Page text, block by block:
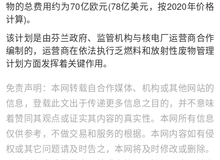
物的总费用约为70亿欧元(78亿美元，按2020年价格
计算)。
该计划是由芬兰政府、监管机构与核电厂运营商合作
编制的，运营商在依法执行乏燃料和放射性废物管理
计划方面发挥着关键作用。
免责声明：本网转载自合作媒体、机构或其他网站的
信息，登载此文出于传递更多信息之目的，并不意味
着赞同其观点或证实其内容的真实性。本网所有信息
仅供参考，不做交易和服务的根据。本网内容如有侵
权或其它问题请及时告之，本网将及时修改或删除。